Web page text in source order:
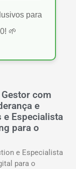
para
🌱
com
e
e Especialista
para o
e Especialista
para o